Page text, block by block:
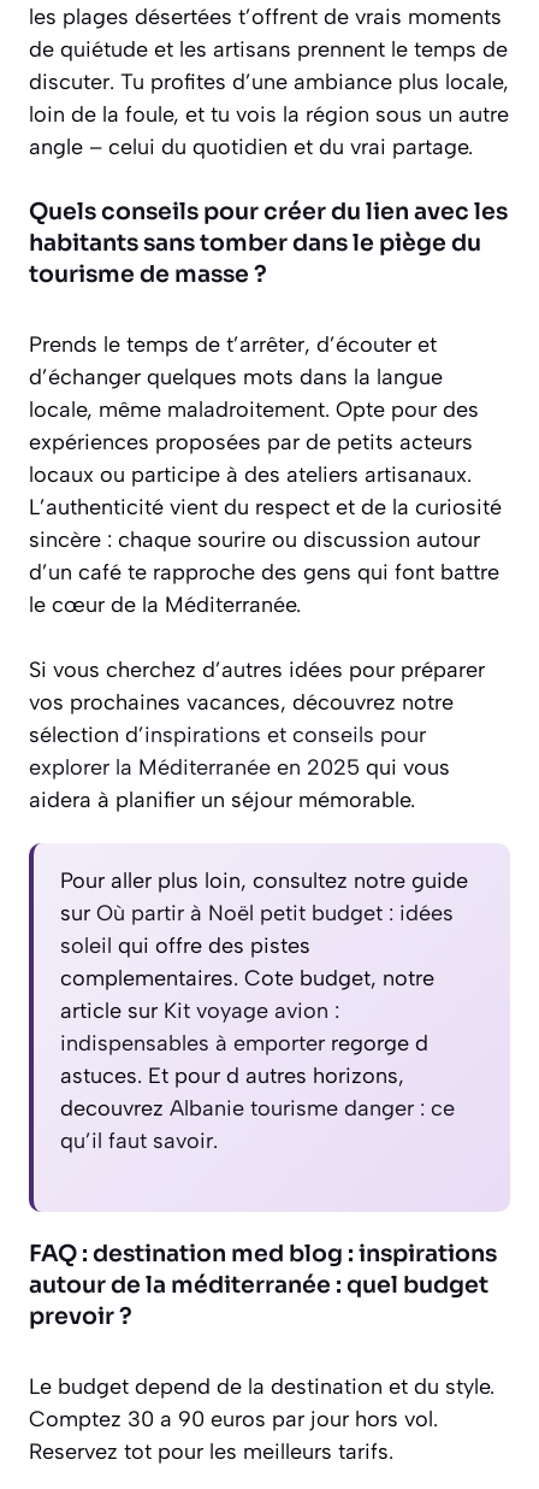
les plages désertées t’offrent de vrais moments
de quiétude et les artisans prennent le temps de
discuter. Tu profites d’une ambiance plus locale,
loin de la foule, et tu vois la région sous un autre
angle – celui du quotidien et du vrai partage.
Quels conseils pour créer du lien avec les
habitants sans tomber dans le piège du
tourisme de masse ?
Prends le temps de t’arrêter, d’écouter et
d’échanger quelques mots dans la langue
locale, même maladroitement. Opte pour des
expériences proposées par de petits acteurs
locaux ou participe à des ateliers artisanaux.
L’authenticité vient du respect et de la curiosité
sincère : chaque sourire ou discussion autour
d’un café te rapproche des gens qui font battre
le cœur de la Méditerranée.
Si vous cherchez d’autres idées pour préparer
vos prochaines vacances, découvrez notre
sélection d’inspirations et conseils pour
explorer la Méditerranée en 2025 qui vous
aidera à planifier un séjour mémorable.
Pour aller plus loin, consultez notre guide
sur Où partir à Noël petit budget : idées
soleil qui offre des pistes
complementaires. Cote budget, notre
article sur Kit voyage avion :
indispensables à emporter regorge d
astuces. Et pour d autres horizons,
decouvrez Albanie tourisme danger : ce
qu’il faut savoir.
FAQ : destination med blog : inspirations
autour de la méditerranée : quel budget
prevoir ?
Le budget depend de la destination et du style.
Comptez 30 a 90 euros par jour hors vol.
Reservez tot pour les meilleurs tarifs.